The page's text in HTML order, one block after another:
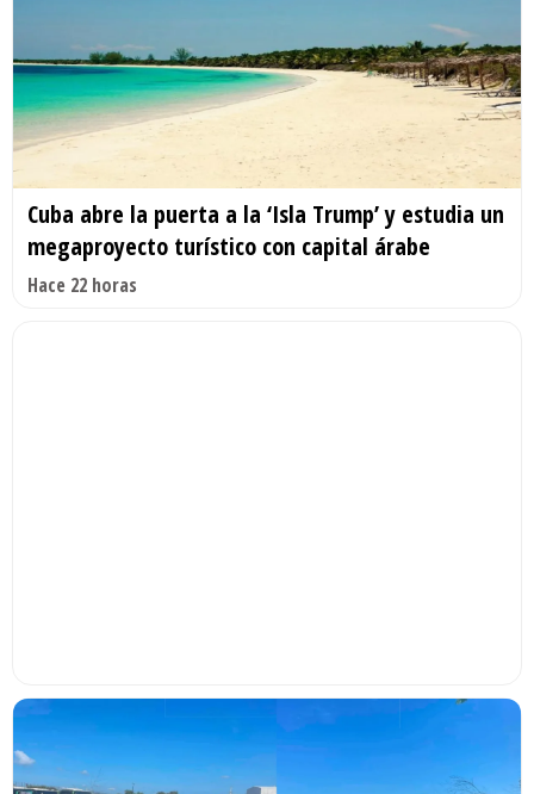
Cuba abre la puerta a la ‘Isla Trump’ y estudia un
megaproyecto turístico con capital árabe
Hace 22 horas